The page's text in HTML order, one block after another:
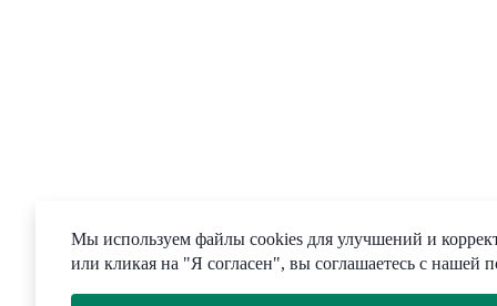
Мы используем файлы cookies для улучшений и
или кликая на "Я согласен", вы соглашаетесь с нашей